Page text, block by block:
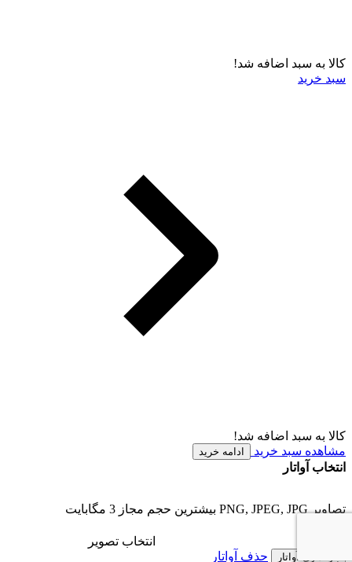
کالا به سبد اضافه شد!
سبد خرید
کالا به سبد اضافه شد!
مشاهده سبد خرید
ادامه خرید
انتخاب آواتار
تصاویر PNG, JPEG, JPG بیشترین حجم مجاز 3 مگابایت
انتخاب تصویر
بارگذاری آواتار حذف آواتار